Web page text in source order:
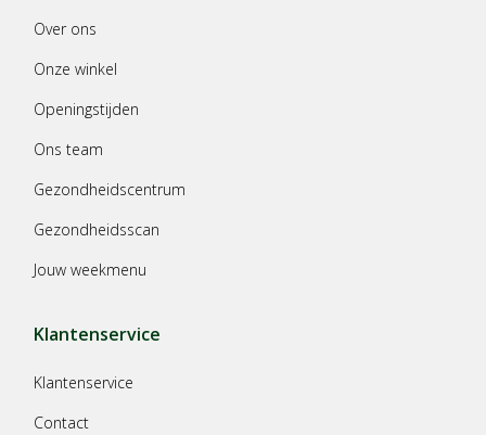
Over ons
Onze winkel
Openingstijden
Ons team
Gezondheidscentrum
Gezondheidsscan
Jouw weekmenu
Klantenservice
Klantenservice
Contact